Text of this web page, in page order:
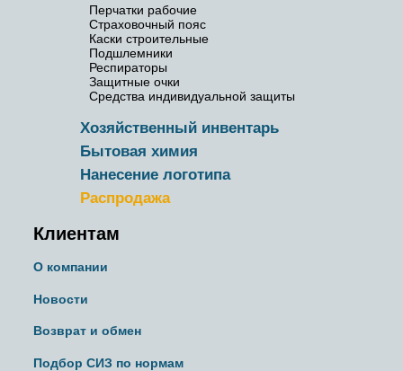
Перчатки рабочие
Страховочный пояс
Каски строительные
Подшлемники
Респираторы
Защитные очки
Средства индивидуальной защиты
Хозяйственный инвентарь
Бытовая химия
Нанесение логотипа
Распродажа
Клиентам
О компании
Новости
Возврат и обмен
Подбор СИЗ по нормам